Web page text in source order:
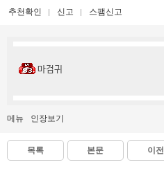
추천확인 신고 스팸신고
마검귀
메뉴 인장보기
목록 본문 이전